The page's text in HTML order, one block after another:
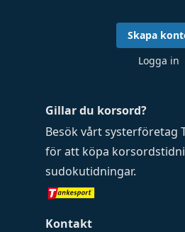
Gillar du korsord?
Besök vårt systerföretag
för att köpa
sudokutidningar.
Kontakt
Skapa
Logga in